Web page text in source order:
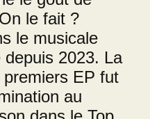
le fait ?
le musicale
2023. La
EP fut
au